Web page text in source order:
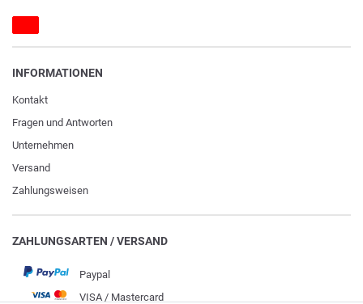
INFORMATIONEN
Kontakt
Fragen und Antworten
Unternehmen
Versand
Zahlungsweisen
ZAHLUNGSARTEN / VERSAND
Paypal
VISA / Mastercard